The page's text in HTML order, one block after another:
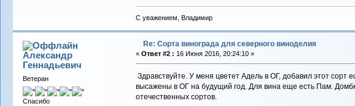
С уважением, Владимир
Александр
Геннадьевич
Ветеран
Спасибо
Re: Сорта винограда для северного виноделия
« Ответ #2 : 16 Июня 2016, 20:24:10 »
Здравствуйте. У меня цветет Адель в ОГ, добавил этот
высажены в ОГ на будущий год. Для вина еще есть Пам.
отечественных сортов.